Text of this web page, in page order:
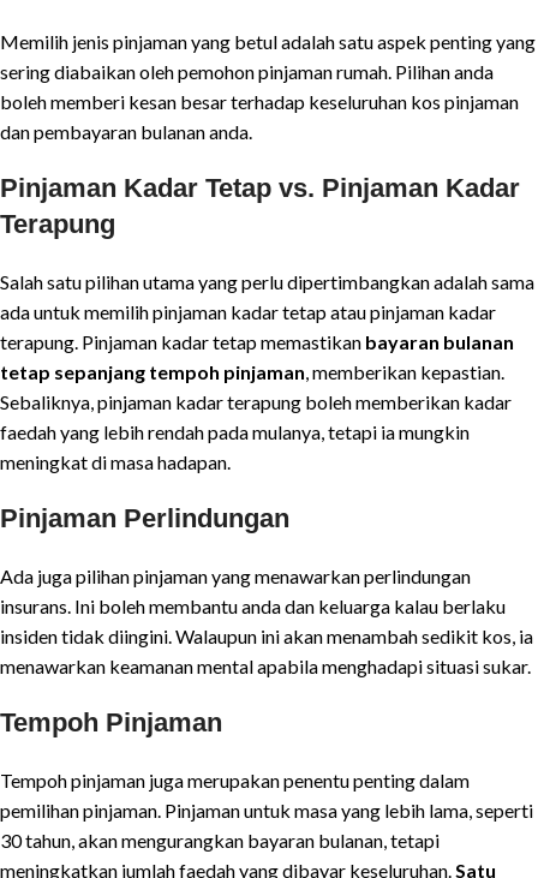
Memilih jenis pinjaman yang betul adalah satu aspek penting yang
sering diabaikan oleh pemohon pinjaman rumah. Pilihan anda
boleh memberi kesan besar terhadap keseluruhan kos pinjaman
dan pembayaran bulanan anda.
Pinjaman Kadar Tetap vs. Pinjaman Kadar
Terapung
Salah satu pilihan utama yang perlu dipertimbangkan adalah sama
ada untuk memilih pinjaman kadar tetap atau pinjaman kadar
terapung. Pinjaman kadar tetap memastikan bayaran bulanan
tetap sepanjang tempoh pinjaman , memberikan kepastian.
Sebaliknya, pinjaman kadar terapung boleh memberikan kadar
faedah yang lebih rendah pada mulanya, tetapi ia mungkin
meningkat di masa hadapan.
Pinjaman Perlindungan
Ada juga pilihan pinjaman yang menawarkan perlindungan
insurans. Ini boleh membantu anda dan keluarga kalau berlaku
insiden tidak diingini. Walaupun ini akan menambah sedikit kos, ia
menawarkan keamanan mental apabila menghadapi situasi sukar.
Tempoh Pinjaman
Tempoh pinjaman juga merupakan penentu penting dalam
pemilihan pinjaman. Pinjaman untuk masa yang lebih lama, seperti
30 tahun, akan mengurangkan bayaran bulanan, tetapi
meningkatkan jumlah faedah yang dibayar keseluruhan. Satu